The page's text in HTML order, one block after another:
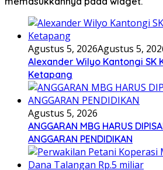
Agustus 5, 2026Agustus 5,
Alexander Wilyo Kantongi SK
Ketapang
Agustus 5, 2026
ANGGARAN MBG HARUS
ANGGARAN PENDIDIKAN